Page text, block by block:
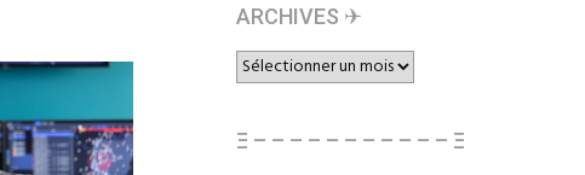
ARCHIVES ✈︎
ARCHIVES
✈︎
Ξ – – – – – – – – – – – Ξ